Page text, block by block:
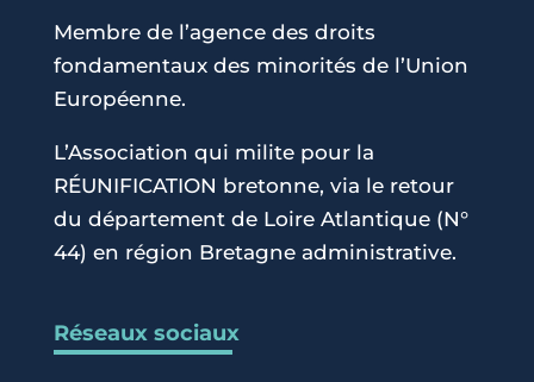
Membre de l’agence des droits
fondamentaux des minorités de l’Union
Européenne.
L’Association qui milite pour la
RÉUNIFICATION bretonne, via le retour
du département de Loire Atlantique (N°
44) en région Bretagne administrative.
Réseaux sociaux